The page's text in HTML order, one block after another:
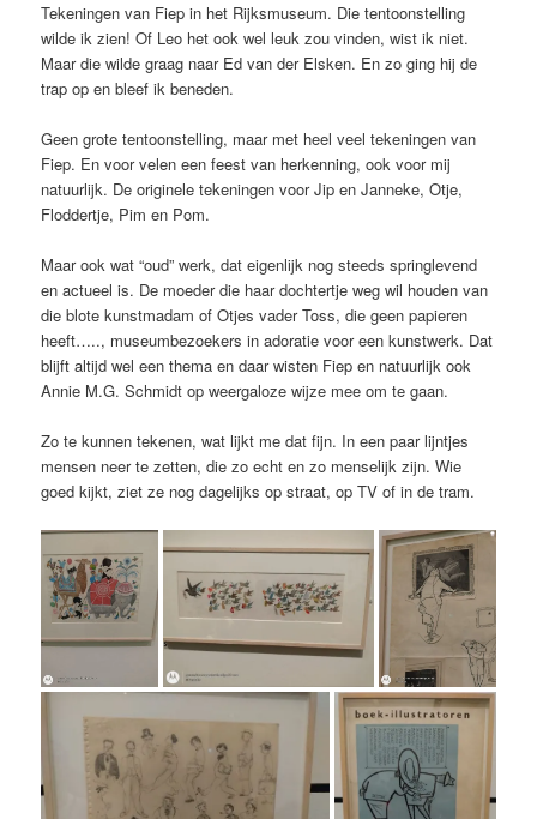
Tekeningen van Fiep in het Rijksmuseum. Die tentoonstelling
wilde ik zien! Of Leo het ook wel leuk zou vinden, wist ik niet.
Maar die wilde graag naar Ed van der Elsken. En zo ging hij de
trap op en bleef ik beneden.
Geen grote tentoonstelling, maar met heel veel tekeningen van
Fiep. En voor velen een feest van herkenning, ook voor mij
natuurlijk. De originele tekeningen voor Jip en Janneke, Otje,
Floddertje, Pim en Pom.
Maar ook wat “oud” werk, dat eigenlijk nog steeds springlevend
en actueel is. De moeder die haar dochtertje weg wil houden van
die blote kunstmadam of Otjes vader Toss, die geen papieren
heeft….., museumbezoekers in adoratie voor een kunstwerk. Dat
blijft altijd wel een thema en daar wisten Fiep en natuurlijk ook
Annie M.G. Schmidt op weergaloze wijze mee om te gaan.
Zo te kunnen tekenen, wat lijkt me dat fijn. In een paar lijntjes
mensen neer te zetten, die zo echt en zo menselijk zijn. Wie
goed kijkt, ziet ze nog dagelijks op straat, op TV of in de tram.